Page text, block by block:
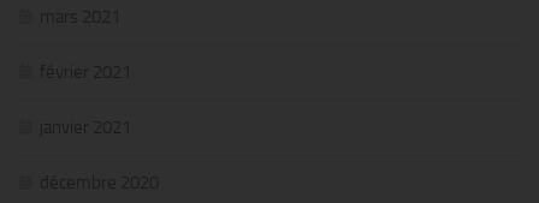
mars 2021
février 2021
janvier 2021
décembre 2020